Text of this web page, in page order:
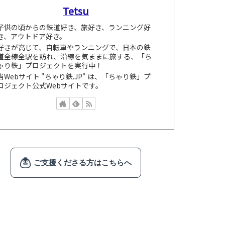
Tetsu
供の頃からの鉄道好き、旅好き、ランニング好
、アウトドア好き。
きが高じて、自転車やランニングで、日本の鉄
全線全駅を訪れ、沿線を気ままに旅する、「ち
り鉄」プロジェクトを実行中！
Webサイト "ちゃり鉄.JP" は、「ちゃり鉄」プ
ジェクト公式Webサイトです。